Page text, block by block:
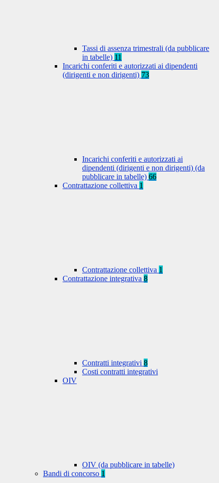
Tassi di assenza trimestrali (da pubblicare
in tabelle) 11
Incarichi conferiti e autorizzati ai dipendenti
(dirigenti e non dirigenti) 73
Incarichi conferiti e autorizzati ai
dipendenti (dirigenti e non dirigenti) (da
pubblicare in tabelle) 66
Contrattazione collettiva 1
Contrattazione collettiva 1
Contrattazione integrativa 8
Contratti integrativi 8
Costi contratti integrativi
OIV
OIV (da pubblicare in tabelle)
Bandi di concorso 1